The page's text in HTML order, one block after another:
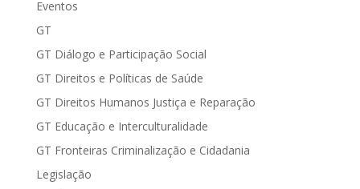
Eventos
GT
GT Diálogo e Participação Social
GT Direitos e Políticas de Saúde
GT Direitos Humanos Justiça e Reparação
GT Educação e Interculturalidade
GT Fronteiras Criminalização e Cidadania
Legislação